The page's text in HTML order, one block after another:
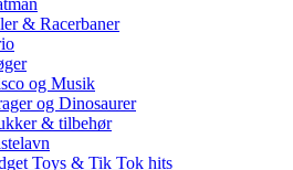
& Racerbaner
og Musik
og Dinosaurer
& tilbehør
Toys & Tik Tok hits